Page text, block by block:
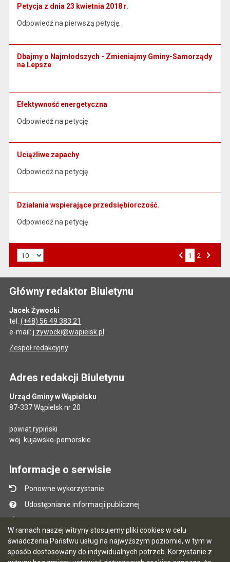
W ramach naszej witryny stosujemy pliki cookies w celu
świadczenia Państwu usług na najwyższym poziomie, w tym w
sposób dostosowany do indywidualnych potrzeb. Korzystanie z
Petycja z dnia 23 kwietnia 2018 r.
Odpowiedź na pierwszą petycję.
Dbajmy o Najmłodszych - Zmieniajmy Gminy-Samorządy
na Lepsze
Efektywność energetyczna
Odpowiedź na petycję
Uciążliwe zapachy
Odpowiedź na petycję
Działania wspierające przedsiębiorczość.
Odpowiedź na petycję
1 2
Główny redaktor Biuletynu
Jacek Żywocki
tel. (+48) 56 49 383 21
e-mail: j.zywocki@wapielsk.pl
Zespół redakcyjny
Adres redakcji Biuletynu
Urząd Gminy w Wąpielsku
87-337 Wąpielsk nr 20
powiat rypiński
woj. kujawsko-pomorskie
Informacje o serwisie
Ponowne wykorzystanie
Udostępnianie informacji publicznej
Mapa serwisu
Instrukcja obsługi
Statystyki oglądalności